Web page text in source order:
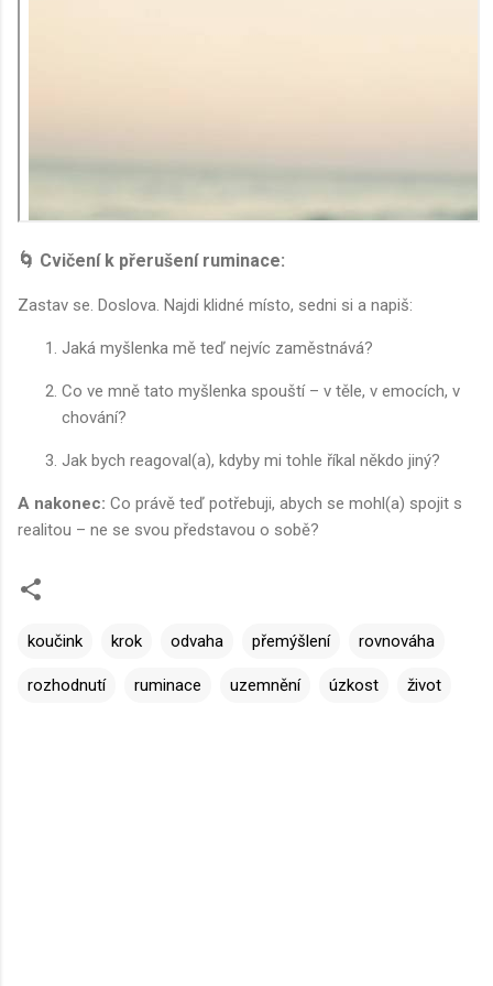
🌀 Cvičení k přerušení ruminace:
Zastav se. Doslova. Najdi klidné místo, sedni si a napiš:
Jaká myšlenka mě teď nejvíc zaměstnává?
Co ve mně tato myšlenka spouští – v těle, v emocích, v
chování?
Jak bych reagoval(a), kdyby mi tohle říkal někdo jiný?
A nakonec: Co právě teď potřebuji, abych se mohl(a) spojit s
realitou – ne se svou představou o sobě?
koučink krok odvaha přemýšlení rovnováha
rozhodnutí ruminace uzemnění úzkost život